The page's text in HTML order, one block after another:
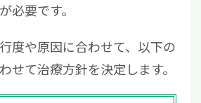
による足のしびれはどこを
でやってはいけないこと
の足のしびれはいつまで続
必要です。
度や原因に合わせて、以下の
せて治療方針を決定します。